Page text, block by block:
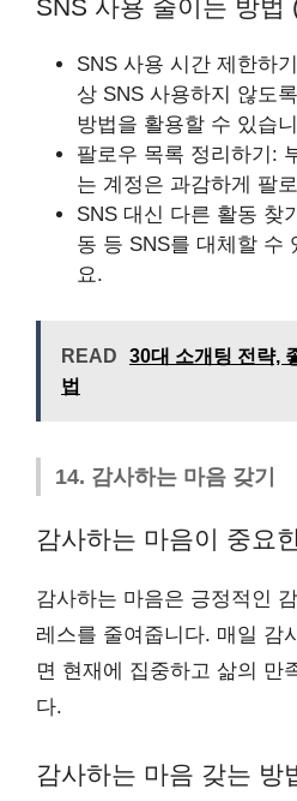
SNS 사용 줄이는 방법
SNS 사용 시간 제한하
상 SNS 사용하지 않도
방법을 활용할 수 있습
팔로우 목록 정리하기:
는 계정은 과감하게 팔
SNS 대신 다른 활동 찾
동 등 SNS를 대체할 수
요.
READ
30대 소개팅 전략,
법
14. 감사하는 마음 갖기
감사하는 마음이 중요
감사하는 마음은 긍정적인
레스를 줄여줍니다. 매일 감
면 현재에 집중하고 삶의 만
다.
감사하는 마음 갖는 방